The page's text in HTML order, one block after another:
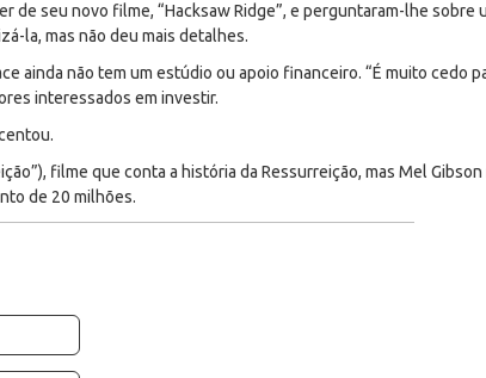
de seu novo filme, “Hacksaw Ridge”, e perguntaram-lhe sobre
la, mas não deu mais detalhes.
ainda não tem um estúdio ou apoio financeiro. “É muito cedo
interessados em investir.
filme que conta a história da Ressurreição, mas Mel
de 20 milhões.